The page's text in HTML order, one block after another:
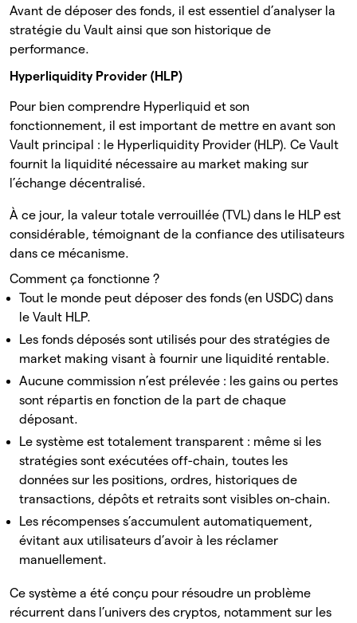
Avant de déposer des fonds, il est essentiel d’analyser la
stratégie du Vault ainsi que son historique de
performance.
Hyperliquidity Provider (HLP)
Pour bien comprendre Hyperliquid et son
fonctionnement, il est important de mettre en avant son
Vault principal : le Hyperliquidity Provider (HLP). Ce Vault
fournit la liquidité nécessaire au market making sur
l’échange décentralisé.
À ce jour, la valeur totale verrouillée (TVL) dans le HLP est
considérable, témoignant de la confiance des utilisateurs
dans ce mécanisme.
Comment ça fonctionne ?
Tout le monde peut déposer des fonds (en USDC) dans
le Vault HLP.
Les fonds déposés sont utilisés pour des stratégies de
market making visant à fournir une liquidité rentable.
Aucune commission n’est prélevée : les gains ou pertes
sont répartis en fonction de la part de chaque
déposant.
Le système est totalement transparent : même si les
stratégies sont exécutées off-chain, toutes les
données sur les positions, ordres, historiques de
transactions, dépôts et retraits sont visibles on-chain.
Les récompenses s’accumulent automatiquement,
évitant aux utilisateurs d’avoir à les réclamer
manuellement.
Ce système a été conçu pour résoudre un problème
récurrent dans l’univers des cryptos, notamment sur les